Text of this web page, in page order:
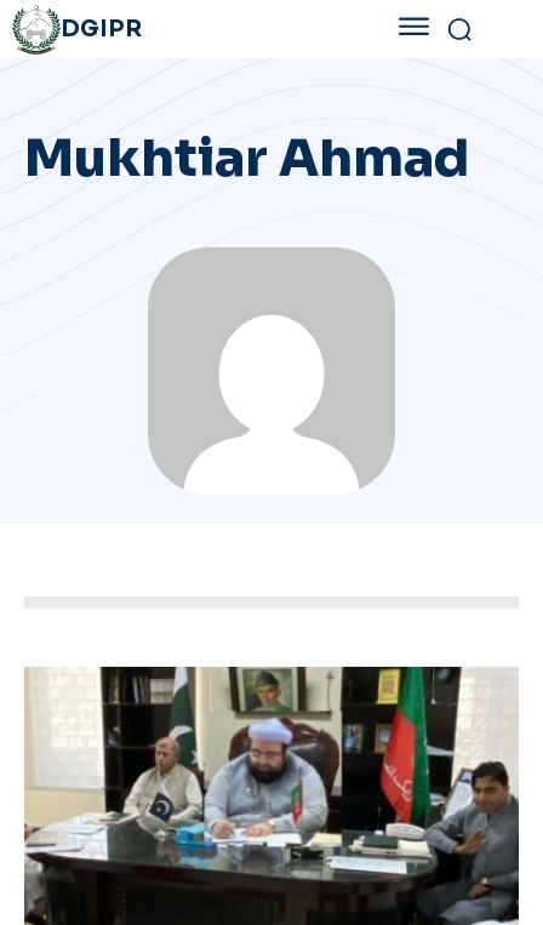
DGIPR
Mukhtiar Ahmad